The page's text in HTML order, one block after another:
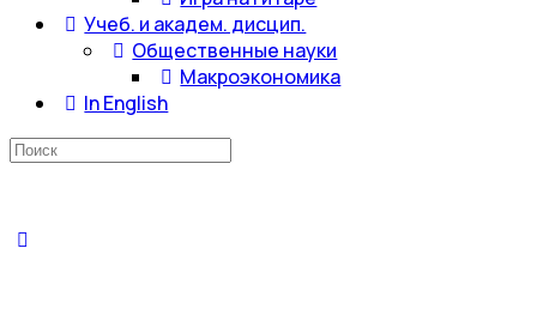
Учеб. и академ. дисцип.
Общественные науки
Макроэкономика
In English
Искать: